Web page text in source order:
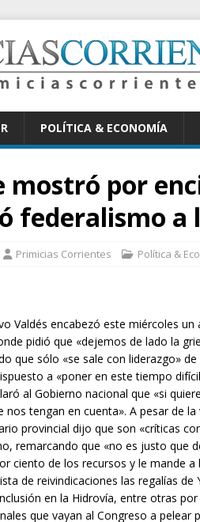
POLÍTICA & ECONOMÍA
mostró por
federalismo a
Primicias Corrientes Política &
Valdés encabezó este miércoles
pidió que «dejemos de lado la
que sólo «se sale con liderazgo»
a «poner en este tiempo
al Gobierno nacional que «si
nos tengan en cuenta». A pesar de
provincial dijo que son «críticas
remarcando que «no es justo que
ciento de los recursos y le mande
de reivindicaciones las regalías de
en la Hidrovía, entre otras
que vayan al Congreso a pelear